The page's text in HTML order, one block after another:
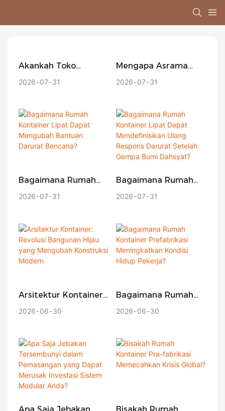
Akankah Toko
Prefabrikasi Yang
Pilihan Utama Bagi
Merek Yang Menguji
Kawasan Bisnis Baru?
2026 07 31
Mengapa Asrama
Kontainer Menjadi
Konstruksi
Sementara?
2026 07 31
Bagaimana Rumah
Kontainer Lipat Dapat
2026 07 31
Bagaimana Rumah
Kontainer Lipat Dapat
Setelah Gempa Bumi
Dahsyat?
2026 07 31
Arsitektur Kontainer:
Revolusi Bangunan
2026 06 30
Bagaimana Rumah
Kontainer
Hidup Pekerja?
2026 06 30